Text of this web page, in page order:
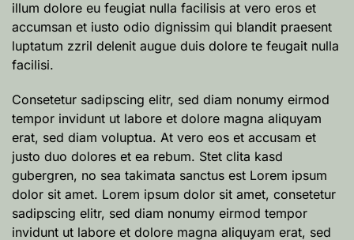
illum dolore eu feugiat nulla facilisis at vero eros et
accumsan et iusto odio dignissim qui blandit praesent
luptatum zzril delenit augue duis dolore te feugait nulla
facilisi.
Consetetur sadipscing elitr, sed diam nonumy eirmod
tempor invidunt ut labore et dolore magna aliquyam
erat, sed diam voluptua. At vero eos et accusam et
justo duo dolores et ea rebum. Stet clita kasd
gubergren, no sea takimata sanctus est Lorem ipsum
dolor sit amet. Lorem ipsum dolor sit amet, consetetur
sadipscing elitr, sed diam nonumy eirmod tempor
invidunt ut labore et dolore magna aliquyam erat, sed